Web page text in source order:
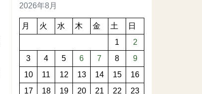
2026年8月
月 火 水 木 金 土
日
1
2
3
4 5 6 7 8
9
10
11 12 13 14 15
16
17
18 19 20 21 22
23